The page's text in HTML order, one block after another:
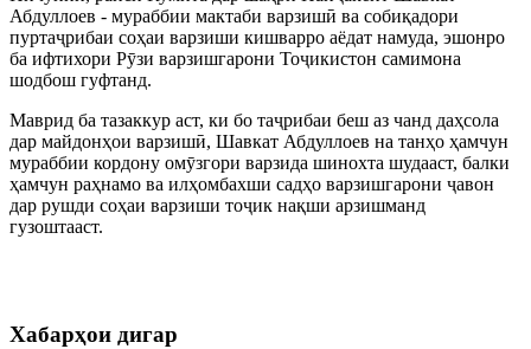
Абдуллоев - мураббии мактаби варзишӣ ва собиқадори
пуртаҷрибаи соҳаи варзиши кишварро аёдат намуда, эшонро
ба ифтихори Рӯзи варзишгарони Тоҷикистон самимона
шодбош гуфтанд.
Маврид ба тазаккур аст, ки бо таҷрибаи беш аз чанд даҳсола
дар майдонҳои варзишӣ, Шавкат Абдуллоев на танҳо ҳамчун
мураббии кордону омӯзгори варзида шинохта шудааст, балки
ҳамчун раҳнамо ва илҳомбахши садҳо варзишгарони ҷавон
дар рушди соҳаи варзиши тоҷик нақши арзишманд
гузоштааст.
Хабарҳои дигар